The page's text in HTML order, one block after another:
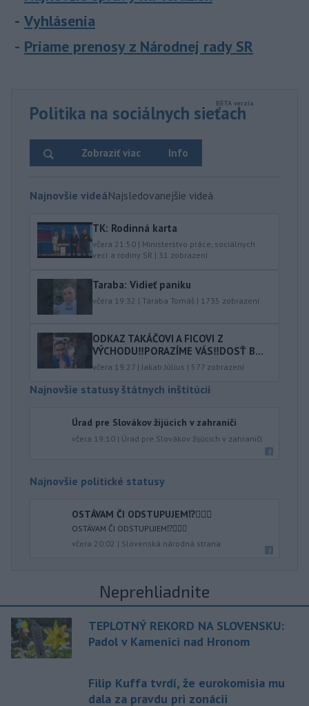
Vyhlásenia
Priame prenosy z Národnej rady SR
Politika na sociálnych sieťach
Info
Zobraziť viac
Najnovšie videáNajsledovanejšie videá
TK: Rodinná karta
včera 21:50 | Ministerstvo práce, sociálnych
vecí a rodiny SR | 31 zobrazení
Taraba: Vidieť paniku
včera 19:32 | Taraba Tomáš | 1735 zobrazení
ODKAZ TAKÁČOVI A FICOVI Z
VÝCHODU‼️PORAZÍME VÁS‼️DOSŤ B...
včera 19:27 | Jakab Július | 577 zobrazení
Najnovšie statusy štátnych inštitúcií
Úrad pre Slovákov žijúcich v zahraničí
včera 19:10 | Úrad pre Slovákov žijúcich v zahraničí
Najnovšie politické statusy
OSTÁVAM ČI ODSTUPUJEM⁉️🤷🏻‍♂️
OSTÁVAM ČI ODSTUPUJEM⁉️🤷🏻‍♂️
včera 20:02 | Slovenská národná strana
Neprehliadnite
TEPLOTNÝ REKORD NA SLOVENSKU:
Padol v Kamenici nad Hronom
Filip Kuffa tvrdí, že eurokomisia mu
dala za pravdu pri zonácii